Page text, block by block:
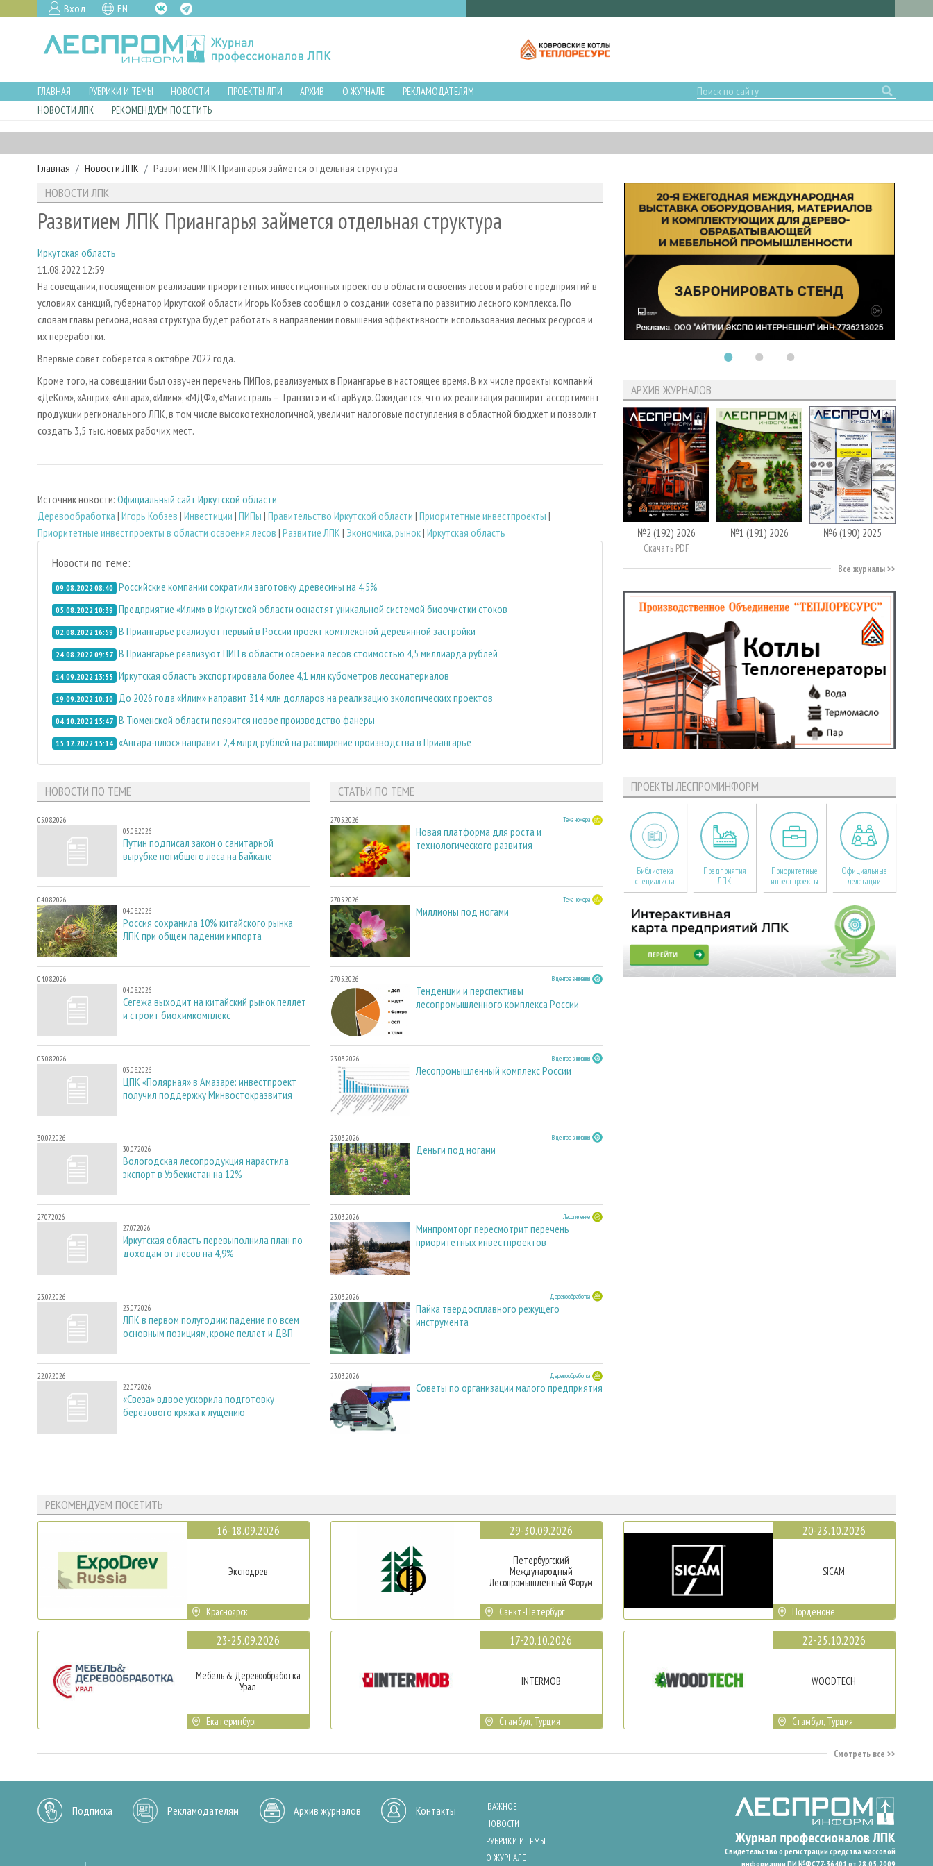
Вход EN
ГЛАВНАЯ РУБРИКИ И ТЕМЫ НОВОСТИ ПРОЕКТЫ ЛПИ АРХИВ О ЖУРНАЛЕ
РЕКЛАМОДАТЕЛЯМ
НОВОСТИ ЛПК
РЕКОМЕНДУЕМ ПОСЕТИТЬ
Главная Новости ЛПК Развитием ЛПК Приангарья займется отдельная структура
НОВОСТИ ЛПК
Развитием ЛПК Приангарья займется отдельная структура
Иркутская область
11.08.2022 12:59
На совещании, посвященном реализации приоритетных инвестиционных проектов в области освоения лесов и работе предприятий в
условиях санкций, губернатор Иркутской области Игорь Кобзев сообщил о создании совета по развитию лесного комплекса. По
словам главы региона, новая структура будет работать в направлении повышения эффективности использования лесных ресурсов и
их переработки.
Впервые совет соберется в октябре 2022 года.
Кроме того, на совещании был озвучен перечень ПИПов, реализуемых в Приангарье в настоящее время. В их числе проекты компаний
«ДеКом», «Ангри», «Ангара», «Илим», «МДФ», «Магистраль – Транзит» и «СтарВуд». Ожидается, что их реализация расширит ассортимент
продукции регионального ЛПК, в том числе высокотехнологичной, увеличит налоговые поступления в областной бюджет и позволит
создать 3,5 тыс. новых рабочих мест.
Источник новости: Официальный сайт Иркутской области
Деревообработка | Игорь Кобзев | Инвестиции | ПИПы | Правительство Иркутской области | Приоритетные инвестпроекты |
Приоритетные инвестпроекты в области освоения лесов | Развитие ЛПК | Экономика, рынок| Иркутская область
Новости по теме:
09.08.2022 08:40 Российские компании сократили заготовку древесины на 4,5%
05.08.2022 10:39 Предприятие «Илим» в Иркутской области оснастят уникальной системой биоочистки стоков
02.08.2022 16:59 В Приангарье реализуют первый в России проект комплексной деревянной застройки
24.08.2022 09:57 В Приангарье реализуют ПИП в области освоения лесов стоимостью 4,5 миллиарда рублей
14.09.2022 13:55 Иркутская область экспортировала более 4,1 млн кубометров лесоматериалов
19.09.2022 10:10 До 2026 года «Илим» направит 314 млн долларов на реализацию экологических проектов
04.10.2022 15:47 В Тюменской области появится новое производство фанеры
15.12.2022 15:14 «Ангара-плюс» направит 2,4 млрд рублей на расширение производства в Приангарье
НОВОСТИ ПО ТЕМЕ
05.08.2026
05.08.2026
Путин подписал закон о санитарной
вырубке погибшего леса на Байкале
04.08.2026
04.08.2026
Россия сохранила 10% китайского рынка
ЛПК при общем падении импорта
04.08.2026
04.08.2026
Сегежа выходит на китайский рынок пеллет
и строит биохимкомплекс
03.08.2026
03.08.2026
ЦПК «Полярная» в Амазаре: инвестпроект
получил поддержку Минвостокразвития
30.07.2026
30.07.2026
Вологодская лесопродукция нарастила
экспорт в Узбекистан на 12%
27.07.2026
27.07.2026
Иркутская область перевыполнила план по
доходам от лесов на 4,9%
23.07.2026
23.07.2026
ЛПК в первом полугодии: падение по всем
основным позициям, кроме пеллет и ДВП
22.07.2026
22.07.2026
«Свеза» вдвое ускорила подготовку
березового кряжа к лущению
СТАТЬИ ПО ТЕМЕ
27.05.2026 Тема номера
Новая платформа для роста и
технологического развития
27.05.2026 Тема номера
Миллионы под ногами
27.05.2026 В центре внимания
Тенденции и перспективы
лесопромышленного комплекса России
23.03.2026 В центре внимания
Лесопромышленный комплекс России
23.03.2026 В центре внимания
Деньги под ногами
23.03.2026 Лесопиление
Минпромторг пересмотрит перечень
приоритетных инвестпроектов
23.03.2026 Деревообработка
Пайка твердосплавного режущего
инструмента
23.03.2026 Деревообработка
Советы по организации малого предприятия
АРХИВ ЖУРНАЛОВ
№2 (192) 2026
Скачать PDF
№1 (191) 2026 №6 (190) 2025
Все журналы
ПРОЕКТЫ ЛЕСПРОМИНФОРМ
Библиотека
специалиста
Предприятия
ЛПК
Приоритетные
инвестпроекты
Официальные
делегации
РЕКОМЕНДУЕМ ПОСЕТИТЬ
16-18.09.2026
Эксподрев
Красноярск
23-25.09.2026
Мебель & Деревообработка
Урал
Екатеринбург
29-30.09.2026
Петербургский
Международный
Лесопромышленный Форум
Санкт-Петербург
17-20.10.2026
INTERMOB
Стамбул, Турция
20-23.10.2026
SICAM
Порденоне
22-25.10.2026
WOODTECH
Стамбул, Турция
Смотреть все
Подписка Рекламодателям Архив журналов Контакты
ВАЖНОЕ
НОВОСТИ
РУБРИКИ И ТЕМЫ
О ЖУРНАЛЕ
Свидетельство о регистрации средства массовой
информации ПИ №ФС77-36401 от 28.05.2009